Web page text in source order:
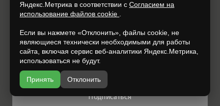
Хотите всегда узнавать о новых акциях и скидках?
Просто подпишитесь на нашу рассылку:
Нажимая на кнопку, я даю свое согласие на обработку моих
Согласии на обработку персональных данных
Подписаться
Яндекс.Метрика в соответствии с Согласием на
использование файлов cookie
Если вы нажмете «Отклонить», файлы cookie, не
являющиеся технически необходимыми для работы
сайта, включая сервис веб-аналитики Яндекс.Метрика,
использоваться не будут.
Принять Отклонить